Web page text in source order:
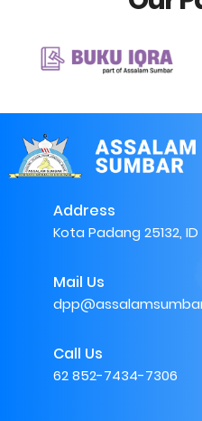
Address
Kota Padang 25132, ID
Mail Us
Call Us
62 852-7434-7306